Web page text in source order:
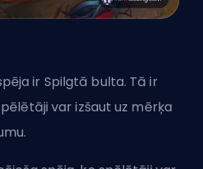
ir Spilgtā bulta. Tā ir
var izšaut uz mērķa